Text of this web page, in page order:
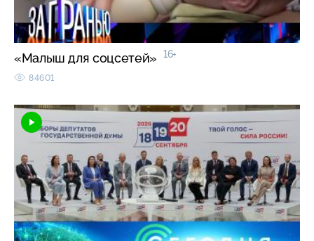
«Малыш для соцсетей» 16+
84601